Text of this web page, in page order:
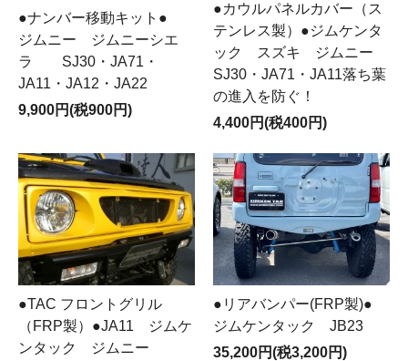
●ナンバー移動キット●
ジムニー ジムニーシエ
ラ SJ30・JA71・
JA11・JA12・JA22
9,900円(税900円)
●カウルパネルカバー（ス
テンレス製）●ジムケンタ
ック スズキ ジムニー
SJ30・JA71・JA11落ち葉
の進入を防ぐ！
4,400円(税400円)
●TAC フロントグリル
（FRP製）●JA11 ジムケ
ンタック ジムニー
●リアバンパー(FRP製)●
ジムケンタック JB23
35,200円(税3,200円)